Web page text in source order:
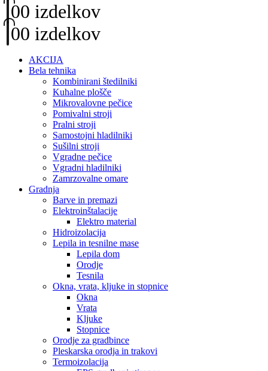
00 izdelkov
00 izdelkov
AKCIJA
Bela tehnika
Kombinirani štedilniki
Kuhalne plošče
Mikrovalovne pečice
Pomivalni stroji
Pralni stroji
Samostojni hladilniki
Sušilni stroji
Vgradne pečice
Vgradni hladilniki
Zamrzovalne omare
Gradnja
Barve in premazi
Elektroinštalacije
Elektro material
Hidroizolacija
Lepila in tesnilne mase
Lepila dom
Orodje
Tesnila
Okna, vrata, kljuke in stopnice
Okna
Vrata
Kljuke
Stopnice
Orodje za gradbince
Pleskarska orodja in trakovi
Termoizolacija